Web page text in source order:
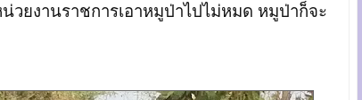
ยงานราชการเอาหมูป่าไปไม่หมด หมูป่าก็จะ